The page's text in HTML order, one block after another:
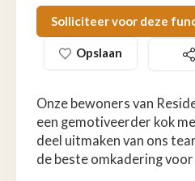
Solliciteer voor deze
Opslaan
Onze bewoners van
een gemotiveerder kok
deel uitmaken van ons
de beste omkadering